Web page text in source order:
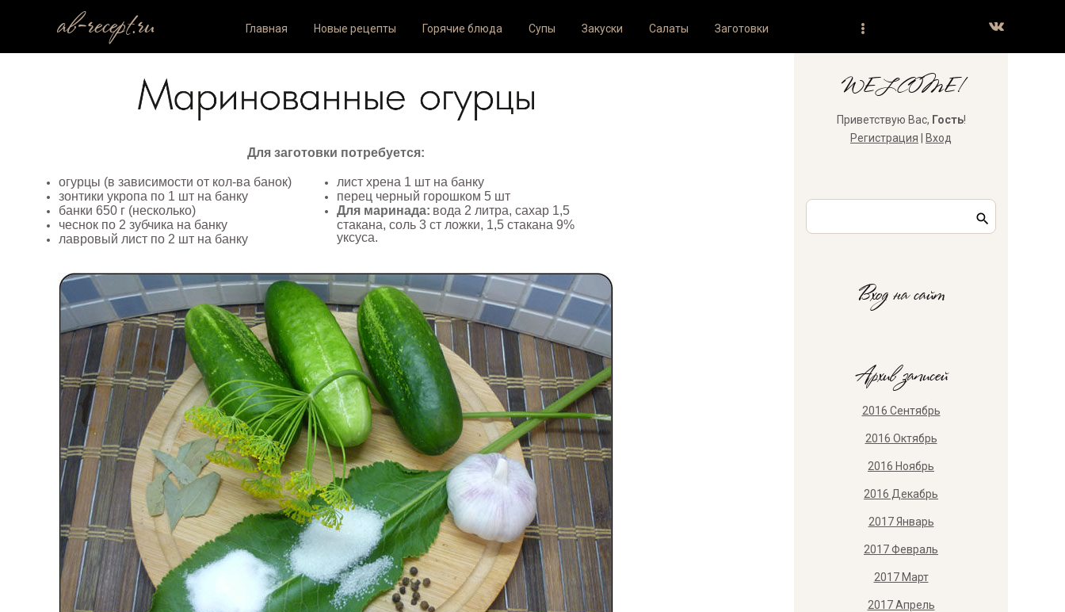
ab-recept.ru Главная Новые рецепты Горячие блюда Супы Закуски Салаты Заготовки
Для заготовки потребуется:
огурцы (в зависимости от кол-ва банок)
зонтики укропа по 1 шт на банку
банки 650 г (несколько)
чеснок по 2 зубчика на банку
лавровый лист по 2 шт на банку
лист хрена 1 шт на банку
перец черный горошком 5 шт
Для маринада: вода 2 литра, сахар 1,5
стакана, соль 3 ст ложки, 1,5 стакана 9%
уксуса.
WELCOME!
Приветствую Вас, Гость!
Регистрация
Вход
Вход на сайт
Архив записей
2016 Сентябрь
2016 Октябрь
2016 Ноябрь
2016 Декабрь
2017 Январь
2017 Февраль
2017 Март
2017 Апрель